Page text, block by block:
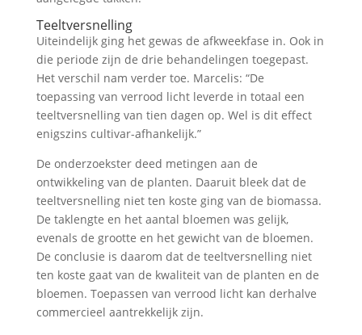
Teeltversnelling
Uiteindelijk ging het gewas de afkweekfase in. Ook in
die periode zijn de drie behandelingen toegepast.
Het verschil nam verder toe. Marcelis: “De
toepassing van verrood licht leverde in totaal een
teeltversnelling van tien dagen op. Wel is dit effect
enigszins cultivar-afhankelijk.”
De onderzoekster deed metingen aan de
ontwikkeling van de planten. Daaruit bleek dat de
teeltversnelling niet ten koste ging van de biomassa.
De taklengte en het aantal bloemen was gelijk,
evenals de grootte en het gewicht van de bloemen.
De conclusie is daarom dat de teeltversnelling niet
ten koste gaat van de kwaliteit van de planten en de
bloemen. Toepassen van verrood licht kan derhalve
commercieel aantrekkelijk zijn.